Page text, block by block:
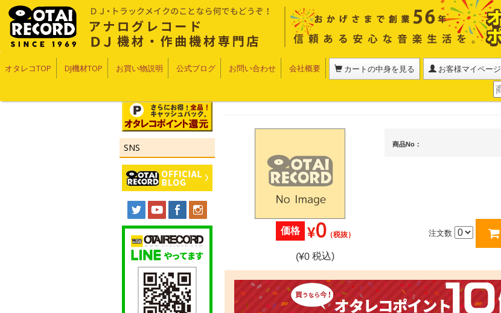
オタレコTOP DJ機材TOP お買い物説明 公式ブログ お問い合わせ 会社概要 カートの中身を見る お客様マイページ
SNS 商品No：
価格 ¥0（税抜）
(¥0 税込)
注文数